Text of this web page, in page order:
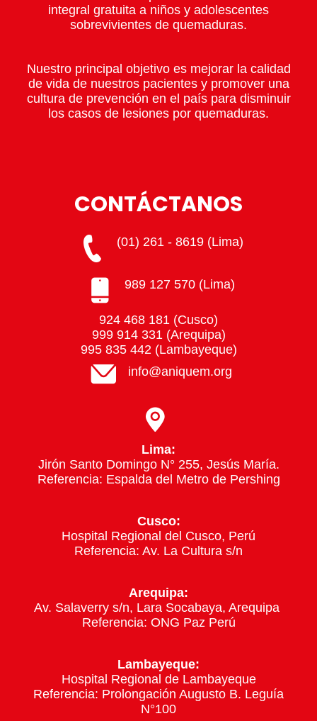
integral gratuita a niños y adolescentes
sobrevivientes de quemaduras.
Nuestro principal objetivo es mejorar la calidad
de vida de nuestros pacientes y promover una
cultura de prevención en el país para disminuir
los casos de lesiones por quemaduras.
CONTÁCTANOS
(01) 261 - 8619 (Lima)
989 127 570 (Lima)
924 468 181 (Cusco)
999 914 331 (Arequipa)
995 835 442 (Lambayeque)
info@aniquem.org
Lima:
Jirón Santo Domingo N° 255, Jesús María.
Referencia: Espalda del Metro de Pershing
Cusco:
Hospital Regional del Cusco, Perú
Referencia: Av. La Cultura s/n
Arequipa:
Av. Salaverry s/n, Lara Socabaya, Arequipa
Referencia: ONG Paz Perú
Lambayeque:
Hospital Regional de Lambayeque
Referencia: Prolongación Augusto B. Leguía
N°100